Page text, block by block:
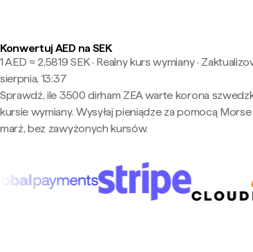
Konwertuj AED na SEK
1 AED ≈ 2,5819 SEK · Realny kurs wymiany·
sierpnia, 13:37
Sprawdź, ile 3500 dirham ZEA warte korona
kursie wymiany. Wysyłaj pieniądze za pomocą
marż, bez zawyżonych kursów.